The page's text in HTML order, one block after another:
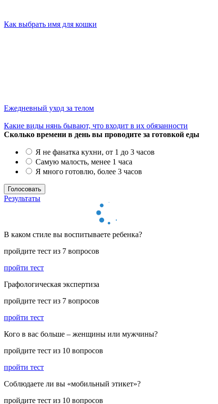
Как выбрать имя для кошки
Ежедневный уход за телом
Какие виды нянь бывают, что входит в их обязанности
Сколько времени в день вы проводите за готовкой еды
Я не фанатка кухни, от 1 до 3 часов
Самую малость, менее 1 часа
Я много готовлю, более 3 часов
Результаты
В каком стиле вы воспитываете ребенка?
пройдите тест из 7 вопросов
пройти тест
Графологическая экспертиза
пройдите тест из 7 вопросов
пройти тест
Кого в вас больше – женщины или мужчины?
пройдите тест из 10 вопросов
пройти тест
Соблюдаете ли вы «мобильный этикет»?
пройдите тест из 10 вопросов